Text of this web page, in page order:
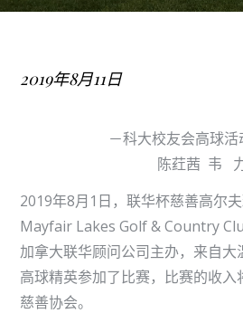
Posted
2019年8月11日
－科大校友会高球活
陈荭茜 韦
2019年8月1日，联华杯慈善高尔
Mayfair Lakes Golf & Country
加拿大联华顾问公司主办，来自
高球精英参加了比赛，比赛的收
慈善协会。